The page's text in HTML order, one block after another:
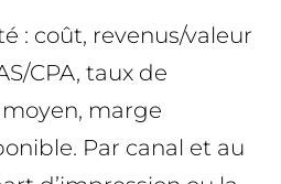
: coût, revenus/valeur
CPA, taux de
marge
Par canal et au